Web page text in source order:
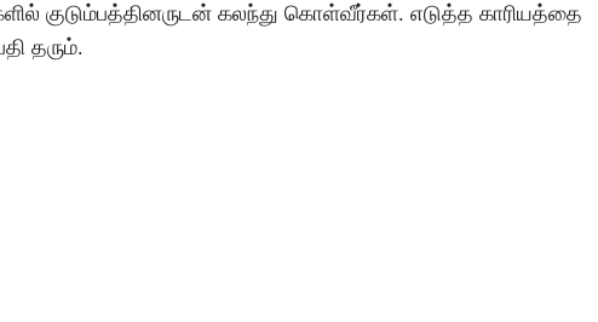
குடும்பத்தினருடன் கலந்து கொள்வீர்கள். எடுத்த காரியத்தை
தரும்.